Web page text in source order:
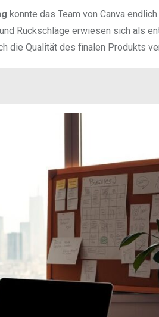
konnte das Team von Canva
Rückschläge erwiesen sich als
die Qualität des finalen Produkts